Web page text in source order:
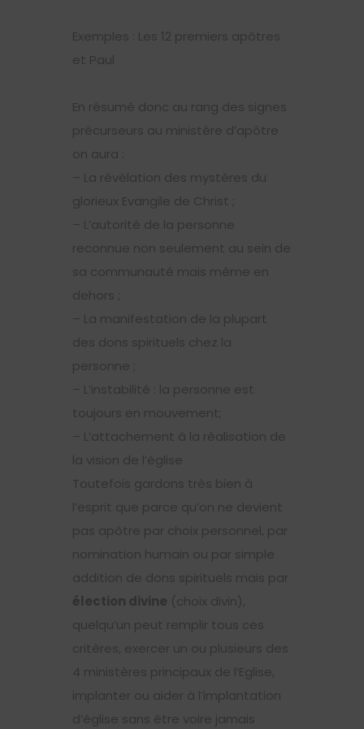
Exemples : Les 12 premiers apôtres
et Paul
En résumé donc au rang des signes
précurseurs au ministère d’apôtre
on aura :
– La révélation des mystères du
glorieux Evangile de Christ ;
– L’autorité de la personne
reconnue non seulement au sein de
sa communauté mais même en
dehors ;
– La manifestation de la plupart
des dons spirituels chez la
personne ;
– L’instabilité : la personne est
toujours en mouvement;
– L’attachement à la réalisation de
la vision de l’église
Toutefois gardons très bien à
l’esprit que parce qu’on ne devient
pas apôtre par choix personnel, par
nomination humain ou par simple
addition de dons spirituels mais par
élection divine (choix divin),
quelqu’un peut remplir tous ces
critères, exercer un ou plusieurs des
4 ministères principaux de l’Eglise,
implanter ou aider à l’implantation
d’église sans être voire jamais